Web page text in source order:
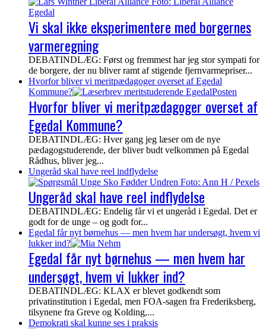
Vi skal ikke eksperimentere med borgernes
varmeregning
DEBATINDLÆG: Først og fremmest har jeg stor sympati for
de borgere, der nu bliver ramt af stigende fjernvarmepriser...
Hvorfor bliver vi meritpædagoger overset af Egedal
Kommune?
Hvorfor bliver vi meritpædagoger overset af
Egedal Kommune?
DEBATINDLÆG: Hver gang jeg læser om de nye
pædagogstuderende, der bliver budt velkommen på Egedal
Rådhus, bliver jeg...
Ungeråd skal have reel indflydelse
Ungeråd skal have reel indflydelse
DEBATINDLÆG: Endelig får vi et ungeråd i Egedal. Det er
godt for de unge – og godt for...
Egedal får nyt børnehus — men hvem har undersøgt, hvem vi
lukker ind?
Egedal får nyt børnehus — men hvem har
undersøgt, hvem vi lukker ind?
DEBATINDLÆG: KLAX er blevet godkendt som
privatinstitution i Egedal, men FOA-sagen fra Frederiksberg,
tilsynene fra Greve og Kolding,...
Demokrati skal kunne ses i praksis